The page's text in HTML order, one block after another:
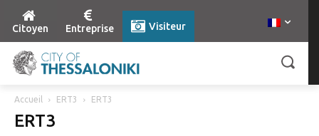
Citoyen Entreprise Visiteur
Accueil ERT3 ERT3
ERT3